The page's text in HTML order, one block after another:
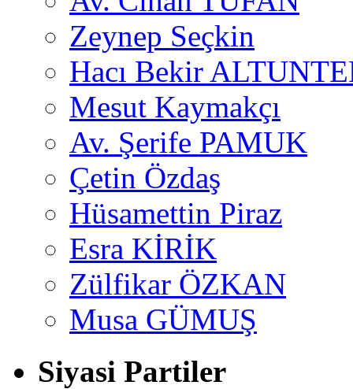
Zeynep Seçkin
Hacı Bekir
Mesut Kaymakçı
Av. Şerife PAMUK
Çetin Özdaş
Hüsamettin Piraz
Esra KİRİK
Zülfikar ÖZKAN
Musa GÜMUŞ
Siyasi Partiler